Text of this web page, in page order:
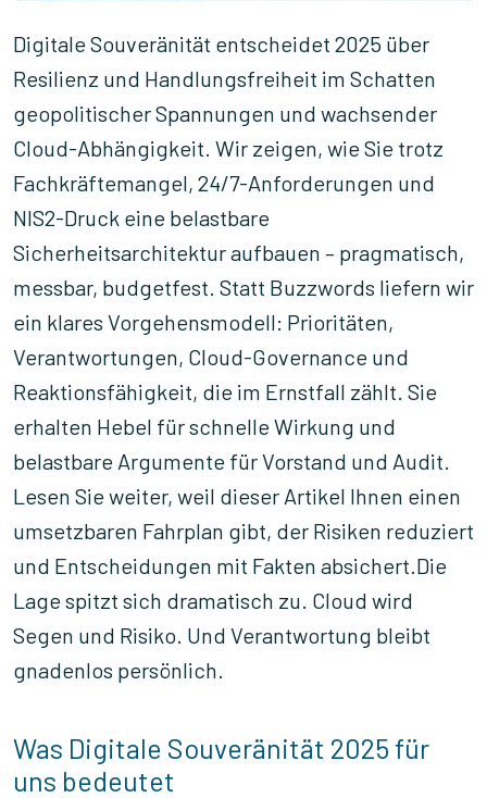
Digitale Souveränität entscheidet 2025 über
Resilienz und Handlungsfreiheit im Schatten
geopolitischer Spannungen und wachsender
Cloud-Abhängigkeit. Wir zeigen, wie Sie trotz
Fachkräftemangel, 24/7-Anforderungen und
NIS2-Druck eine belastbare
Sicherheitsarchitektur aufbauen – pragmatisch,
messbar, budgetfest. Statt Buzzwords liefern wir
ein klares Vorgehensmodell: Prioritäten,
Verantwortungen, Cloud-Governance und
Reaktionsfähigkeit, die im Ernstfall zählt. Sie
erhalten Hebel für schnelle Wirkung und
belastbare Argumente für Vorstand und Audit.
Lesen Sie weiter, weil dieser Artikel Ihnen einen
umsetzbaren Fahrplan gibt, der Risiken reduziert
und Entscheidungen mit Fakten absichert.Die
Lage spitzt sich dramatisch zu. Cloud wird
Segen und Risiko. Und Verantwortung bleibt
gnadenlos persönlich.
Was Digitale Souveränität 2025 für
uns bedeutet